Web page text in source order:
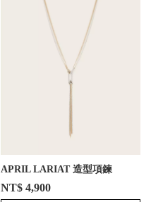
APRIL LARIAT 造型項鍊
NT$ 4,900